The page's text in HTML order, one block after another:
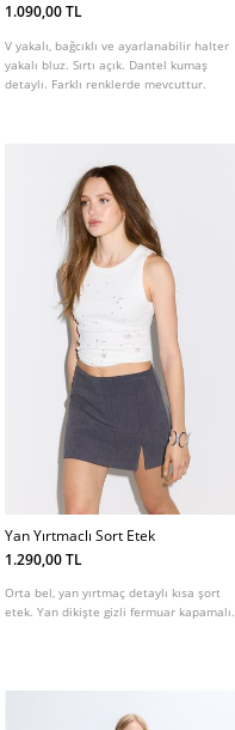
1.090,00 TL
V yakalı, bağcıklı ve ayarlanabilir halter
yakalı bluz. Sırtı açık. Dantel kumaş
detaylı. Farklı renklerde mevcuttur.
Yan Yırtmaclı Sort Etek
1.290,00 TL
Orta bel, yan yırtmaç detaylı kısa şort
etek. Yan dikişte gizli fermuar kapamalı.